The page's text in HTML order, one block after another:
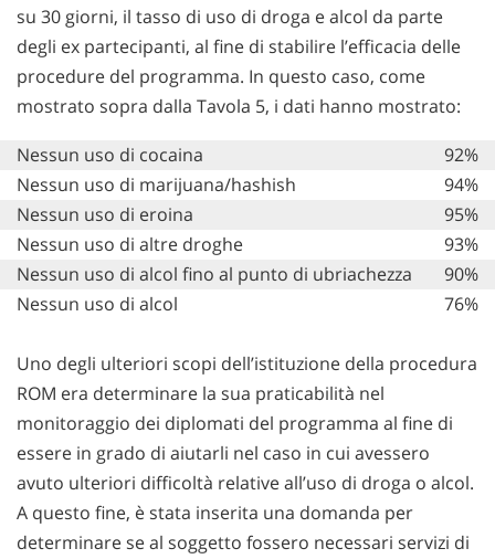
su 30 giorni, il tasso di uso di droga e alcol da parte
degli ex partecipanti, al fine di stabilire l’efficacia delle
procedure del programma. In questo caso, come
mostrato sopra dalla Tavola 5, i dati hanno mostrato:
Nessun uso di cocaina
92%
Nessun uso di marijuana/hashish
94%
Nessun uso di eroina
95%
Nessun uso di altre droghe
93%
Nessun uso di alcol fino al punto di ubriachezza
90%
Nessun uso di alcol
76%
Uno degli ulteriori scopi dell’istituzione della procedura
ROM era determinare la sua praticabilità nel
monitoraggio dei diplomati del programma al fine di
essere in grado di aiutarli nel caso in cui avessero
avuto ulteriori difficoltà relative all’uso di droga o alcol.
A questo fine, è stata inserita una domanda per
determinare se al soggetto fossero necessari servizi di